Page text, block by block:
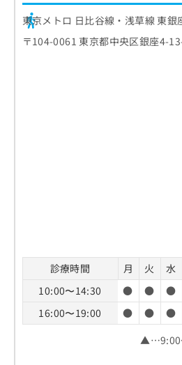
東京メトロ 日比谷線・浅草線 東銀
〒104-0061 東京都中央区銀座4-
診療時間 月 火 水
10:00〜14:30
● ● ●
16:00〜19:00
● ● ●
▲…9:00